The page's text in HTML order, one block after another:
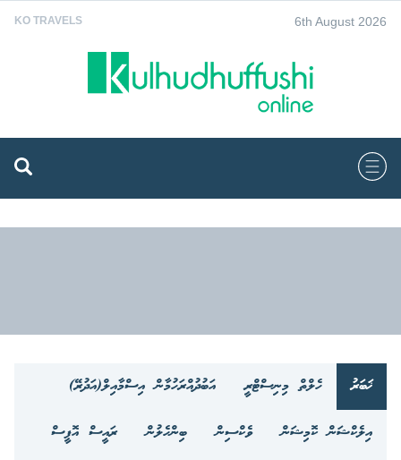
KO TRAVELS 6th August 2026
ޚަބަރު ހެލްތް މިނިސްޓްރީ
އަބުދުއްރަހުމާން އިސްމާއިލް(އަދުރޭ)
އިލެކްޝަން ކޮމިޝަން
ވެކްސިން ބިންހެލުން
ރައީސް އޮފީސް